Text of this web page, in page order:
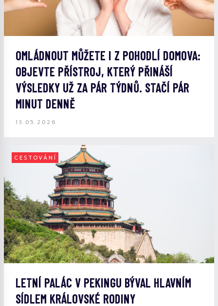
OMLÁDNOUT MŮŽETE I Z POHODLÍ DOMOVA:
OBJEVTE PŘÍSTROJ, KTERÝ PŘINÁŠÍ
VÝSLEDKY UŽ ZA PÁR TÝDNŮ. STAČÍ PÁR
MINUT DENNĚ
13.05.2026
CESTOVÁNÍ
LETNÍ PALÁC V PEKINGU BÝVAL HLAVNÍM
SÍDLEM KRÁLOVSKÉ RODINY